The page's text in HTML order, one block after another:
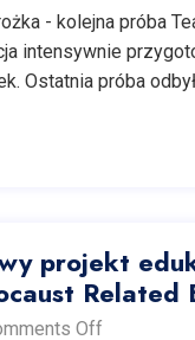
- kolejna próba
intensywnie
Ostatnia próba
projekt
Related
Off